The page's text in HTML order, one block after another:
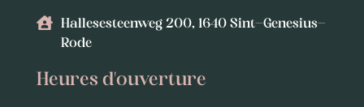
Hallesesteenweg 200, 1640 Sint-Genesius-
Rode
Heures d'ouverture